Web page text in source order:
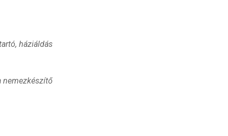
háziáldás
nemezkészítő